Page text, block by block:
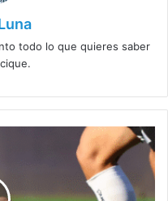
todo lo que quieres saber